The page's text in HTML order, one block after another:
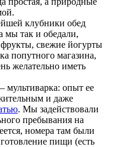
клубники обед
мы так и обедали,
свежие йогурты
попутного магазина,
желательно иметь
мультиварка: опыт ее
и даже
. Мы задействовали
пребывания на
номера там были
пищи (есть